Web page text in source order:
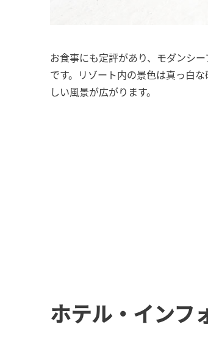
お食事にも定評があり、モダンシ
です。リゾート内の景色は真っ白
しい風景が広がります。
ホテル・インフ